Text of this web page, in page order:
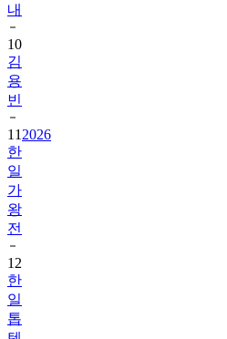
내
10
김
용
빈
11 2026
한
일
가
왕
전
12
한
일
톱